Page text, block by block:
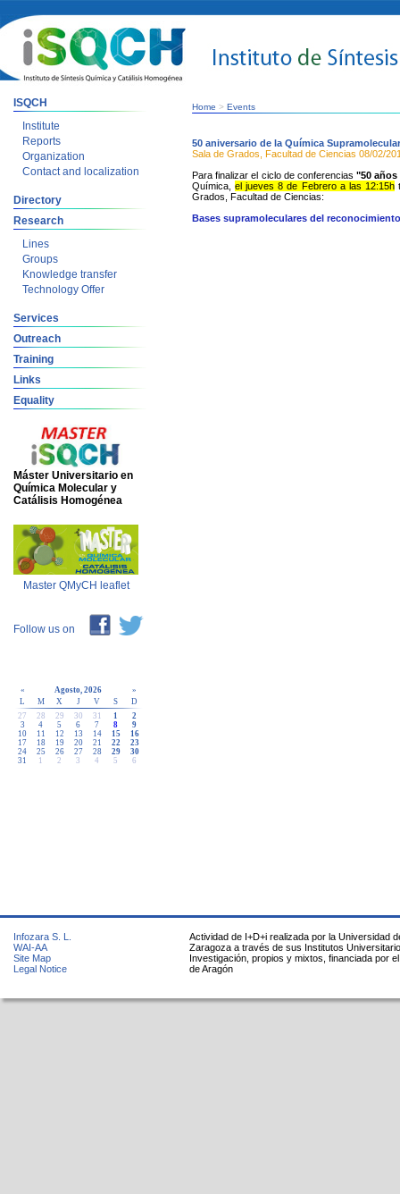
ISQCH
Institute
Reports
Organization
Contact and localization
Directory
Research
Lines
Groups
Knowledge transfer
Technology Offer
Services
Outreach
Training
Links
Equality
Máster Universitario en
Química Molecular y
Catálisis Homogénea
Master QMyCH leaflet
Follow us on
« Agosto, 2026
»
L
M X J V S
D
27
28 29 30 31 1
2
3
4 5 6 7 8
9
10
11 12 13 14 15
16
17
18 19 20 21 22
23
24
25 26 27 28 29
30
31
1 2 3 4 5 6
Home > Events
50 aniversario de la Química
Sala de Grados, Facultad de Ciencias 08/02/
Para finalizar el ciclo de conferencias"50
Química,eljueves 8 de Febrero a las 12:15h
Grados, Facultad de Ciencias:
Bases supramoleculares del
Infozara S. L.
WAI-AA
Site Map
Legal Notice
Actividad de I+D+i realizada por la Universidad
Zaragoza a través de sus Institutos
Investigación, propios y mixtos, financiada por
de Aragón